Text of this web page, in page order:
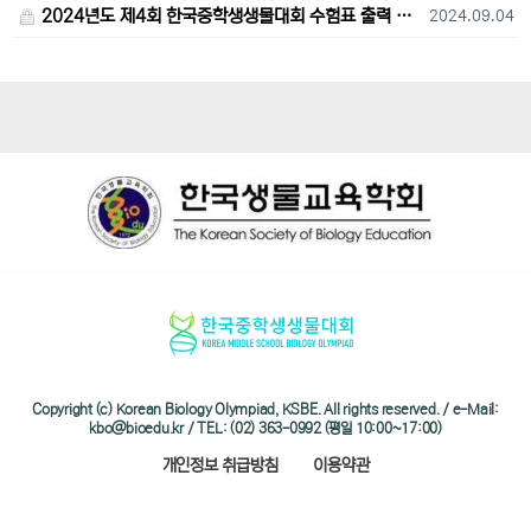
2024년도 제4회 한국중학생생물대회 수험표 출력 및 고사장 오시는 길 안내 2024.09.04
Copyright (c) Korean Biology Olympiad, KSBE. All rights reserved. / e-Mail:
kbo@bioedu.kr / TEL: (02) 363-0992 (평일 10:00~17:00)
개인정보 취급방침 이용약관